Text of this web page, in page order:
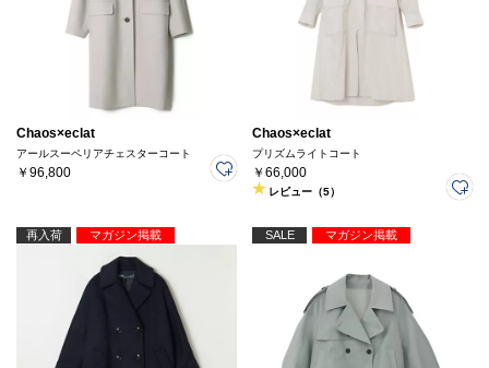
Chaos×eclat
アールスーペリアチェスターコート
￥96,800
Chaos×eclat
プリズムライトコート
￥66,000
レビュー（5）
再入荷 マガジン掲載 SALE マガジン掲載